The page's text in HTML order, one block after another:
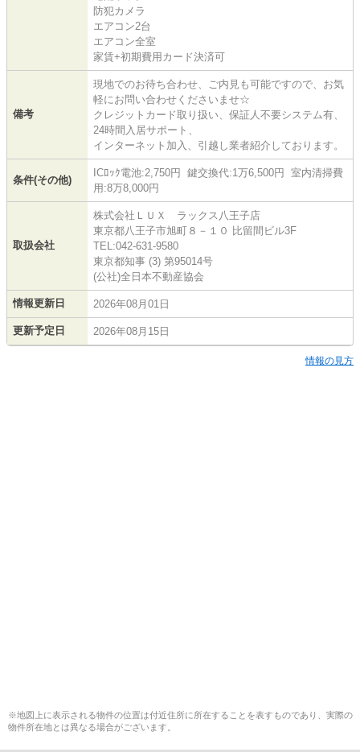
防犯カメラ
エアコン2台
エアコン全室
家賃+初期費用カード決済可
備考
現地でのお待ち合わせ、ご内見も可能ですので、お気
軽にお問い合わせくださいませ☆
クレジットカード取り扱い、保証人不要システム有、
24時間入居サポート、
インターネット加入、引越し業者紹介しております。
条件(その他)
ICﾛｯｸ電池:2,750円 鍵交換代:1万6,500円 室内清掃費
用:8万8,000円
取扱会社
株式会社ＬＵＸ ラックス八王子店
東京都八王子市旭町８－１０ 比留間ビル3F
TEL:042-631-9580
東京都知事 (3) 第95014号
(公社)全日本不動産協会
情報更新日 2026年08月01日
更新予定日 2026年08月15日
情報の見方
※地図上に表示される物件の位置は付近住所に所在することを表すものであり、実際の
物件所在地とは異なる場合がございます。